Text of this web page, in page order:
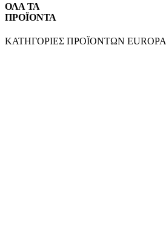
ΟΛΑ ΤΑ
ΠΡΟΪΟΝΤΑ
ΚΑΤΗΓΟΡΙΕΣ ΠΡΟΪΟΝΤΩΝ EUROPA